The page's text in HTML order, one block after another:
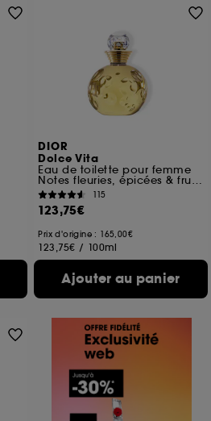
DIOR
Dolce Vita
Eau de toilette pour femme
Notes fleuries, épicées & fruitées
115
123,75€
Prix d'origine : 165,00€
123,75€ / 100ml
Ajouter au panier